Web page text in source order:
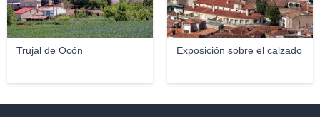
Trujal de Ocón Exposición sobre el calzado